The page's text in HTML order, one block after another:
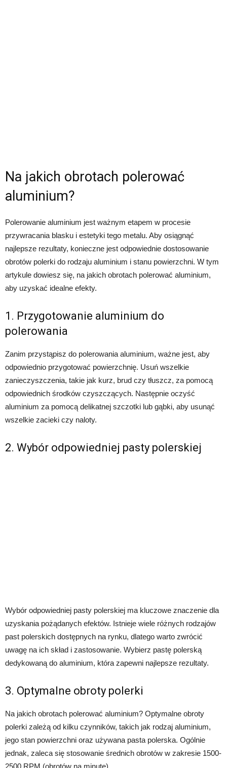
Na jakich obrotach polerować
aluminium?
Polerowanie aluminium jest ważnym etapem w procesie
przywracania blasku i estetyki tego metalu. Aby osiągnąć
najlepsze rezultaty, konieczne jest odpowiednie dostosowanie
obrotów polerki do rodzaju aluminium i stanu powierzchni. W tym
artykule dowiesz się, na jakich obrotach polerować aluminium,
aby uzyskać idealne efekty.
1. Przygotowanie aluminium do
polerowania
Zanim przystąpisz do polerowania aluminium, ważne jest, aby
odpowiednio przygotować powierzchnię. Usuń wszelkie
zanieczyszczenia, takie jak kurz, brud czy tłuszcz, za pomocą
odpowiednich środków czyszczących. Następnie oczyść
aluminium za pomocą delikatnej szczotki lub gąbki, aby usunąć
wszelkie zacieki czy naloty.
2. Wybór odpowiedniej pasty polerskiej
Wybór odpowiedniej pasty polerskiej ma kluczowe znaczenie dla
uzyskania pożądanych efektów. Istnieje wiele różnych rodzajów
past polerskich dostępnych na rynku, dlatego warto zwrócić
uwagę na ich skład i zastosowanie. Wybierz pastę polerską
dedykowaną do aluminium, która zapewni najlepsze rezultaty.
3. Optymalne obroty polerki
Na jakich obrotach polerować aluminium? Optymalne obroty
polerki zależą od kilku czynników, takich jak rodzaj aluminium,
jego stan powierzchni oraz używana pasta polerska. Ogólnie
jednak, zaleca się stosowanie średnich obrotów w zakresie 1500-
2500 RPM (obrotów na minutę).